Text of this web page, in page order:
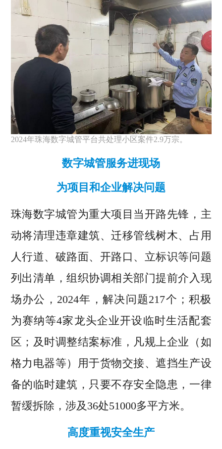
2024年珠海数字城管平台共处理小区案件2.9万宗。
数字城管服务进现场
为项目和企业解决问题
珠海数字城管为重大项目当开路先锋，主
动将清理违章建筑、迁移管线树木、占用
人行道、破路面、开路口、立标识等问题
列出清单，组织协调相关部门提前介入现
场办公，2024年，解决问题217个；积极
为赛纳等4家龙头企业开设临时生活配套
区；及时调整结案标准，凡规上企业（如
格力电器等）用于货物交接、遮挡生产设
备的临时建筑，只要不存安全隐患，一律
暂缓拆除，涉及36处51000多平方米。
高度重视安全生产